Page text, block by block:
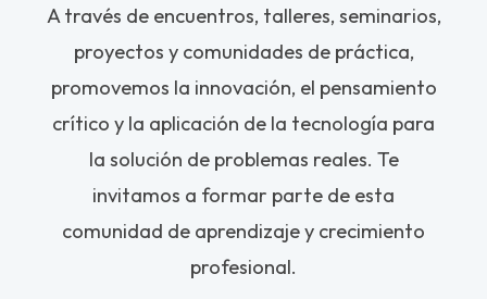
A través de encuentros, talleres, seminarios,
proyectos y comunidades de práctica,
promovemos la innovación, el pensamiento
crítico y la aplicación de la tecnología para
la solución de problemas reales. Te
invitamos a formar parte de esta
comunidad de aprendizaje y crecimiento
profesional.